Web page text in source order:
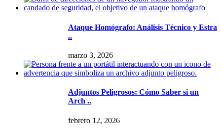
Ataque Homógrafo: Análisis Técnico y Estra
..
marzo 3, 2026
Adjuntos Peligrosos: Cómo Saber si un
Arch ..
febrero 12, 2026